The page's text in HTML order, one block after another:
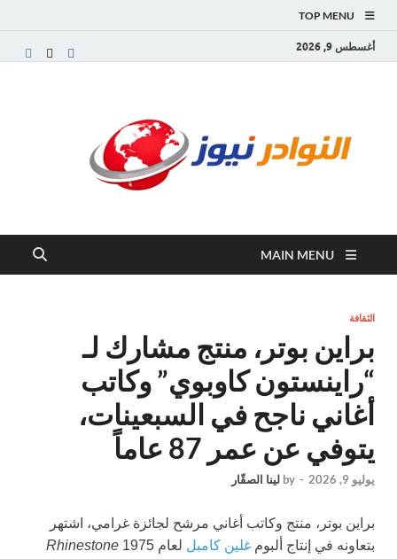
TOP MENU
أغسطس 9, 2026
الأخبار
والتقارير
من
MAIN MENU
الثقافة
براين بوتر، منتج مشارك لـ
“راينستون كاوبوي” وكاتب
أغاني ناجح في السبعينات،
يتوفي عن عمر 87 عاماً
يوليو 9, 2026 -
by لينا الصقّار
براين بوتر، منتج وكاتب أغاني مرشح لجائزة غرامي، اشتهر
بتعاونه في إنتاج ألبوم غلين كامبل لعام 1975
Rhinestone